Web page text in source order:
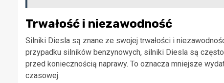
Trwałość i niezawodność
Silniki Diesla są znane ze swojej trwałości i
przypadku silników benzynowych, silniki Diesla są
przed koniecznością naprawy. To oznacza mniejsze
czasowej.